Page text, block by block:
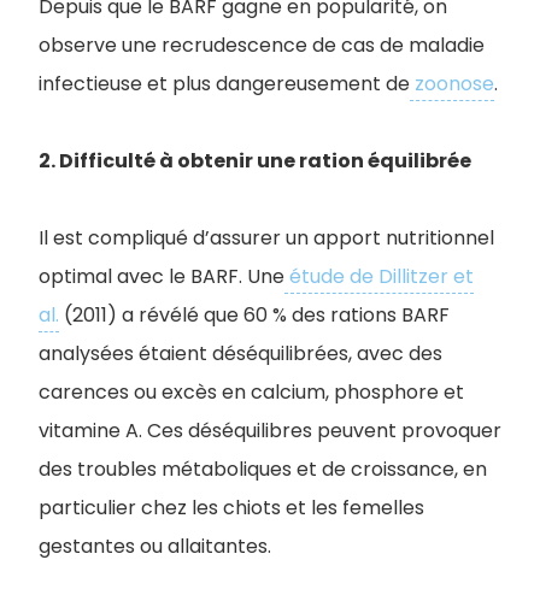
Depuis que le BARF gagne en popularité, on
observe une recrudescence de cas de maladie
infectieuse et plus dangereusement de zoonose.
2. Difficulté à obtenir une ration équilibrée
Il est compliqué d’assurer un apport nutritionnel
optimal avec le BARF. Uneétude de Dillitzer et
al. (2011) a révélé que 60 % des rations BARF
analysées étaient déséquilibrées, avec des
carences ou excès en calcium, phosphore et
vitamine A. Ces déséquilibres peuvent provoquer
des troubles métaboliques et de croissance, en
particulier chez les chiots et les femelles
gestantes ou allaitantes.